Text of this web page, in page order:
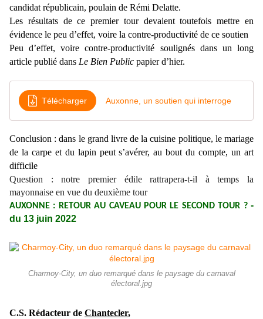
candidat républicain, poulain de Rémi Delatte.
Les résultats de ce premier tour devaient toutefois mettre en
évidence le peu d’effet, voire la contre-productivité de ce soutien
Peu d’effet, voire contre-productivité soulignés dans un long
article publié dans Le Bien Public papier d’hier.
Télécharger Auxonne, un soutien qui interroge
Conclusion : dans le grand livre de la cuisine politique, le mariage
de la carpe et du lapin peut s’avérer, au bout du compte, un art
difficile
Question : notre premier édile rattrapera-t-il à temps la
mayonnaise en vue du deuxième tour
AUXONNE : RETOUR AU CAVEAU POUR LE SECOND TOUR ? -
du 13 juin 2022
Charmoy-City, un duo remarqué dans le paysage du carnaval
électoral.jpg
C.S. Rédacteur de Chantecler,